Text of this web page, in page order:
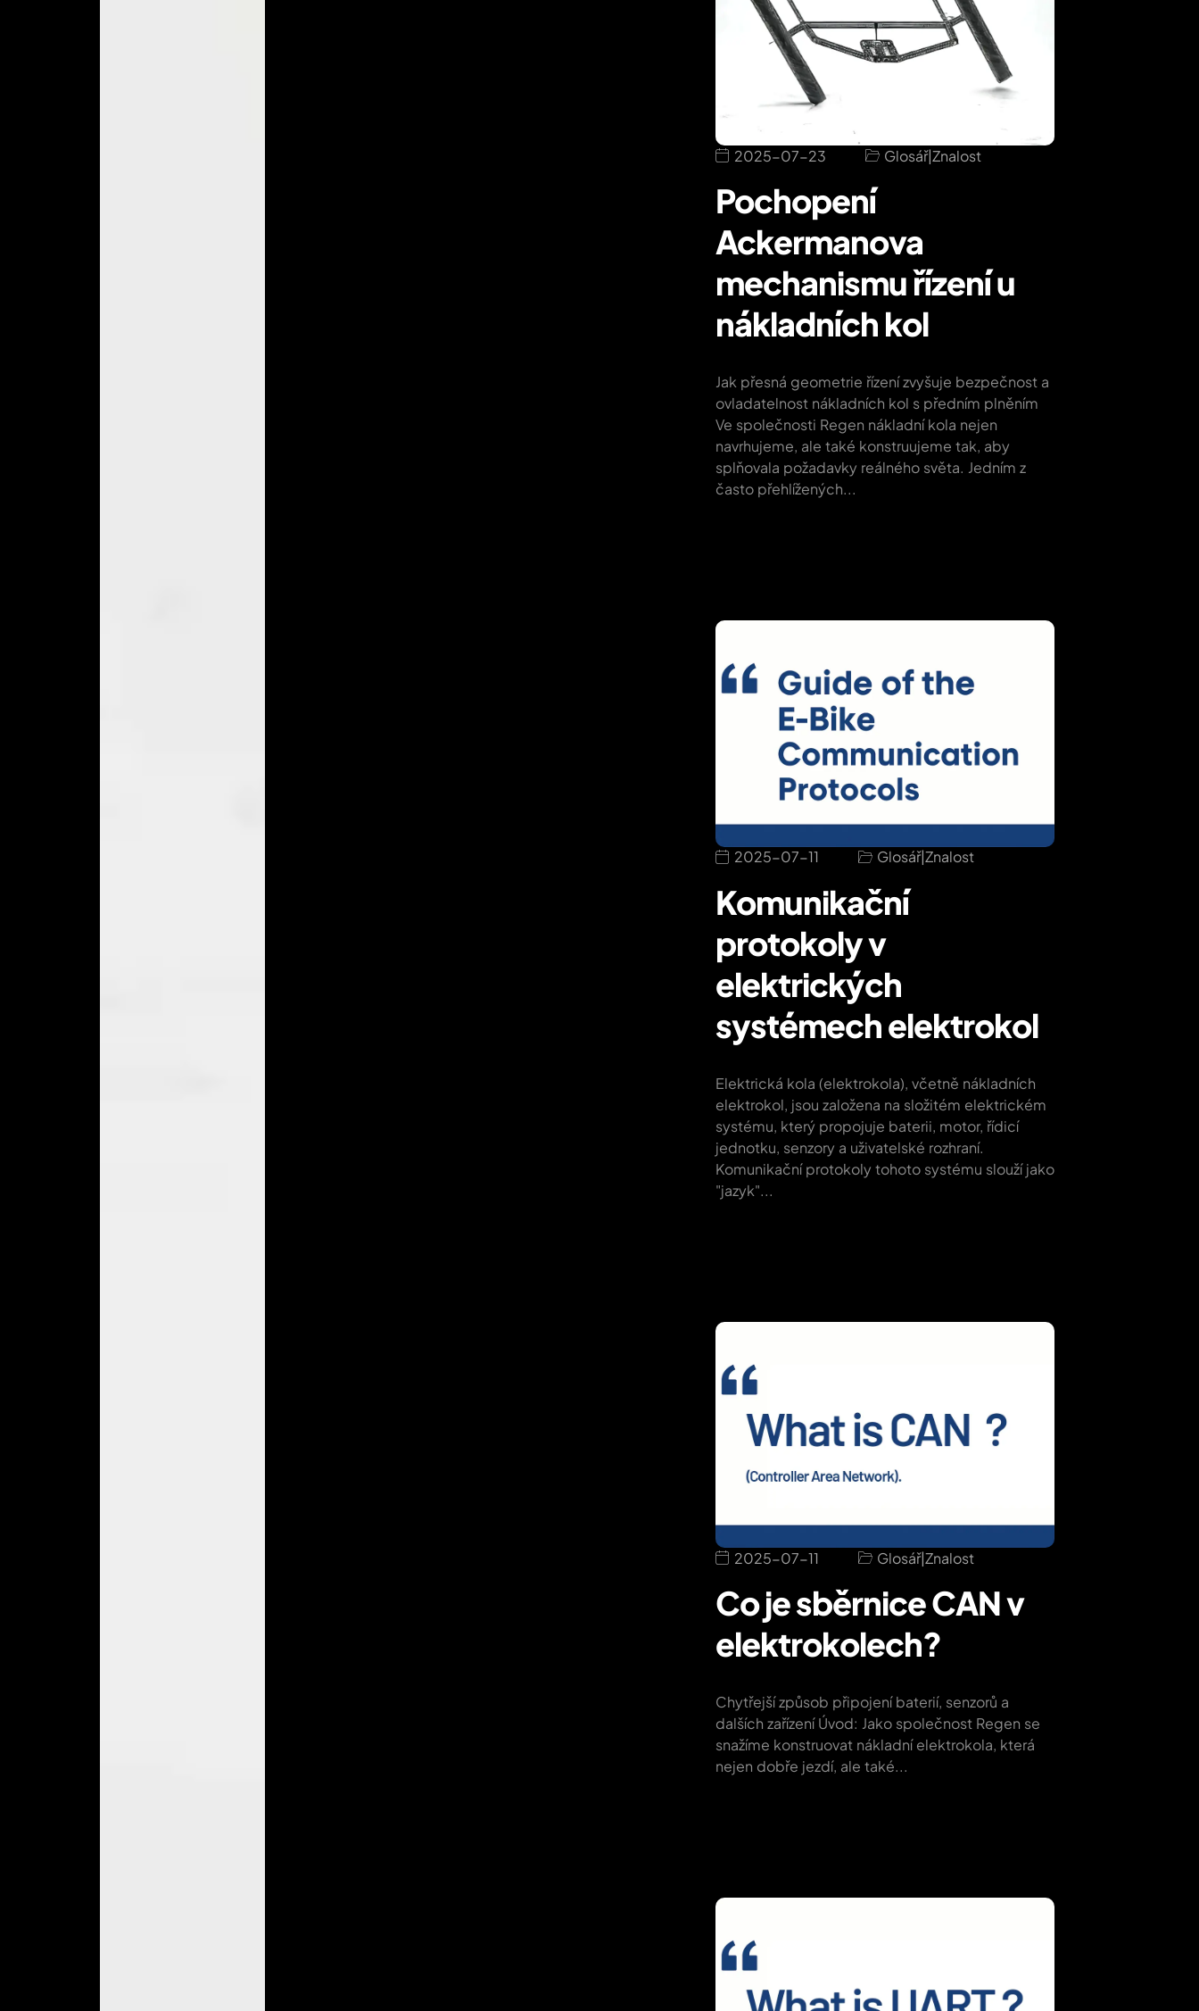
2025-07-23 Glosář|Znalost
Pochopení
Ackermanova
mechanismu řízení u
nákladních kol
Jak přesná geometrie řízení zvyšuje bezpečnost a
ovladatelnost nákladních kol s předním plněním
Ve společnosti Regen nákladní kola nejen
navrhujeme, ale také konstruujeme tak, aby
splňovala požadavky reálného světa. Jedním z
často přehlížených...
2025-07-11 Glosář|Znalost
Komunikační
protokoly v
elektrických
systémech elektrokol
Elektrická kola (elektrokola), včetně nákladních
elektrokol, jsou založena na složitém elektrickém
systému, který propojuje baterii, motor, řídicí
jednotku, senzory a uživatelské rozhraní.
Komunikační protokoly tohoto systému slouží jako
"jazyk"...
2025-07-11 Glosář|Znalost
Co je sběrnice CAN v
elektrokolech?
Chytřejší způsob připojení baterií, senzorů a
dalších zařízení Úvod: Jako společnost Regen se
snažíme konstruovat nákladní elektrokola, která
nejen dobře jezdí, ale také...